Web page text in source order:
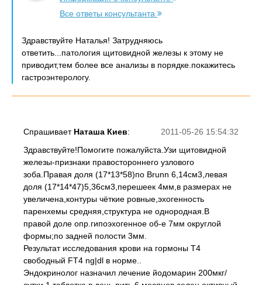
Все ответы консультанта
Здравствуйте Наталья! Затрудняюсь
ответить...патология щитовидной железы к этому не
приводит,тем более все анализы в порядке.покажитесь
гастроэнтерологу.
2011-05-26 15:54:32
Спрашивает Наташа Киев:
Здравствуйте!Помогите пожалуйста.Узи щитовидной
железы-признаки правостороннего узлового
зоба.Правая доля (17*13*58)по Вrunn 6,14см3,левая
доля (17*14*47)5,36см3,перешеек 4мм,в размерах не
увеличена,контуры чёткие ровные,эхогенность
паренхемы средняя,структура не однородная.В
правой доле опр.гипоэхогенное об-е 7мм округлой
формы;по задней полости 3мм.
Результат исследования крови на гормоны Т4
свободный FТ4 ng|dl в норме..
Эндокринолог назначил лечение йодомарин 200мкг/